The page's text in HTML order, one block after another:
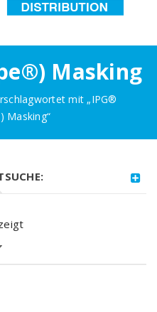
Masking
mit „IPG®
Masking“